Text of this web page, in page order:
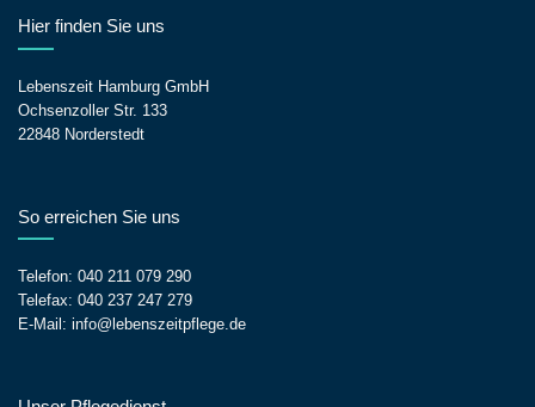
Hier finden Sie uns
Lebenszeit Hamburg GmbH
Ochsenzoller Str. 133
22848 Norderstedt
So erreichen Sie uns
Telefon: 040 211 079 290
Telefax: 040 237 247 279
E-Mail: info@lebenszeitpflege.de